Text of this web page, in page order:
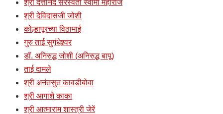
श्री दत्तानंद सरस्वती स्वामी महाराज
श्री देविदासजी जोशी
कोल्हापूरच्या विठामाई
गुरु ताई सुगंधेश्र्वर
डॉ. अनिरुद्ध जोशी (अनिरुद्ध बापू)
ताई दामले
श्री अनंतसुत कावडीबोवा
श्री आगाशे काका
श्री आत्माराम शास्त्री जेरें